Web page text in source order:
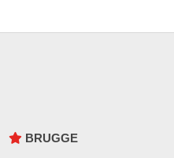
BRUGGE